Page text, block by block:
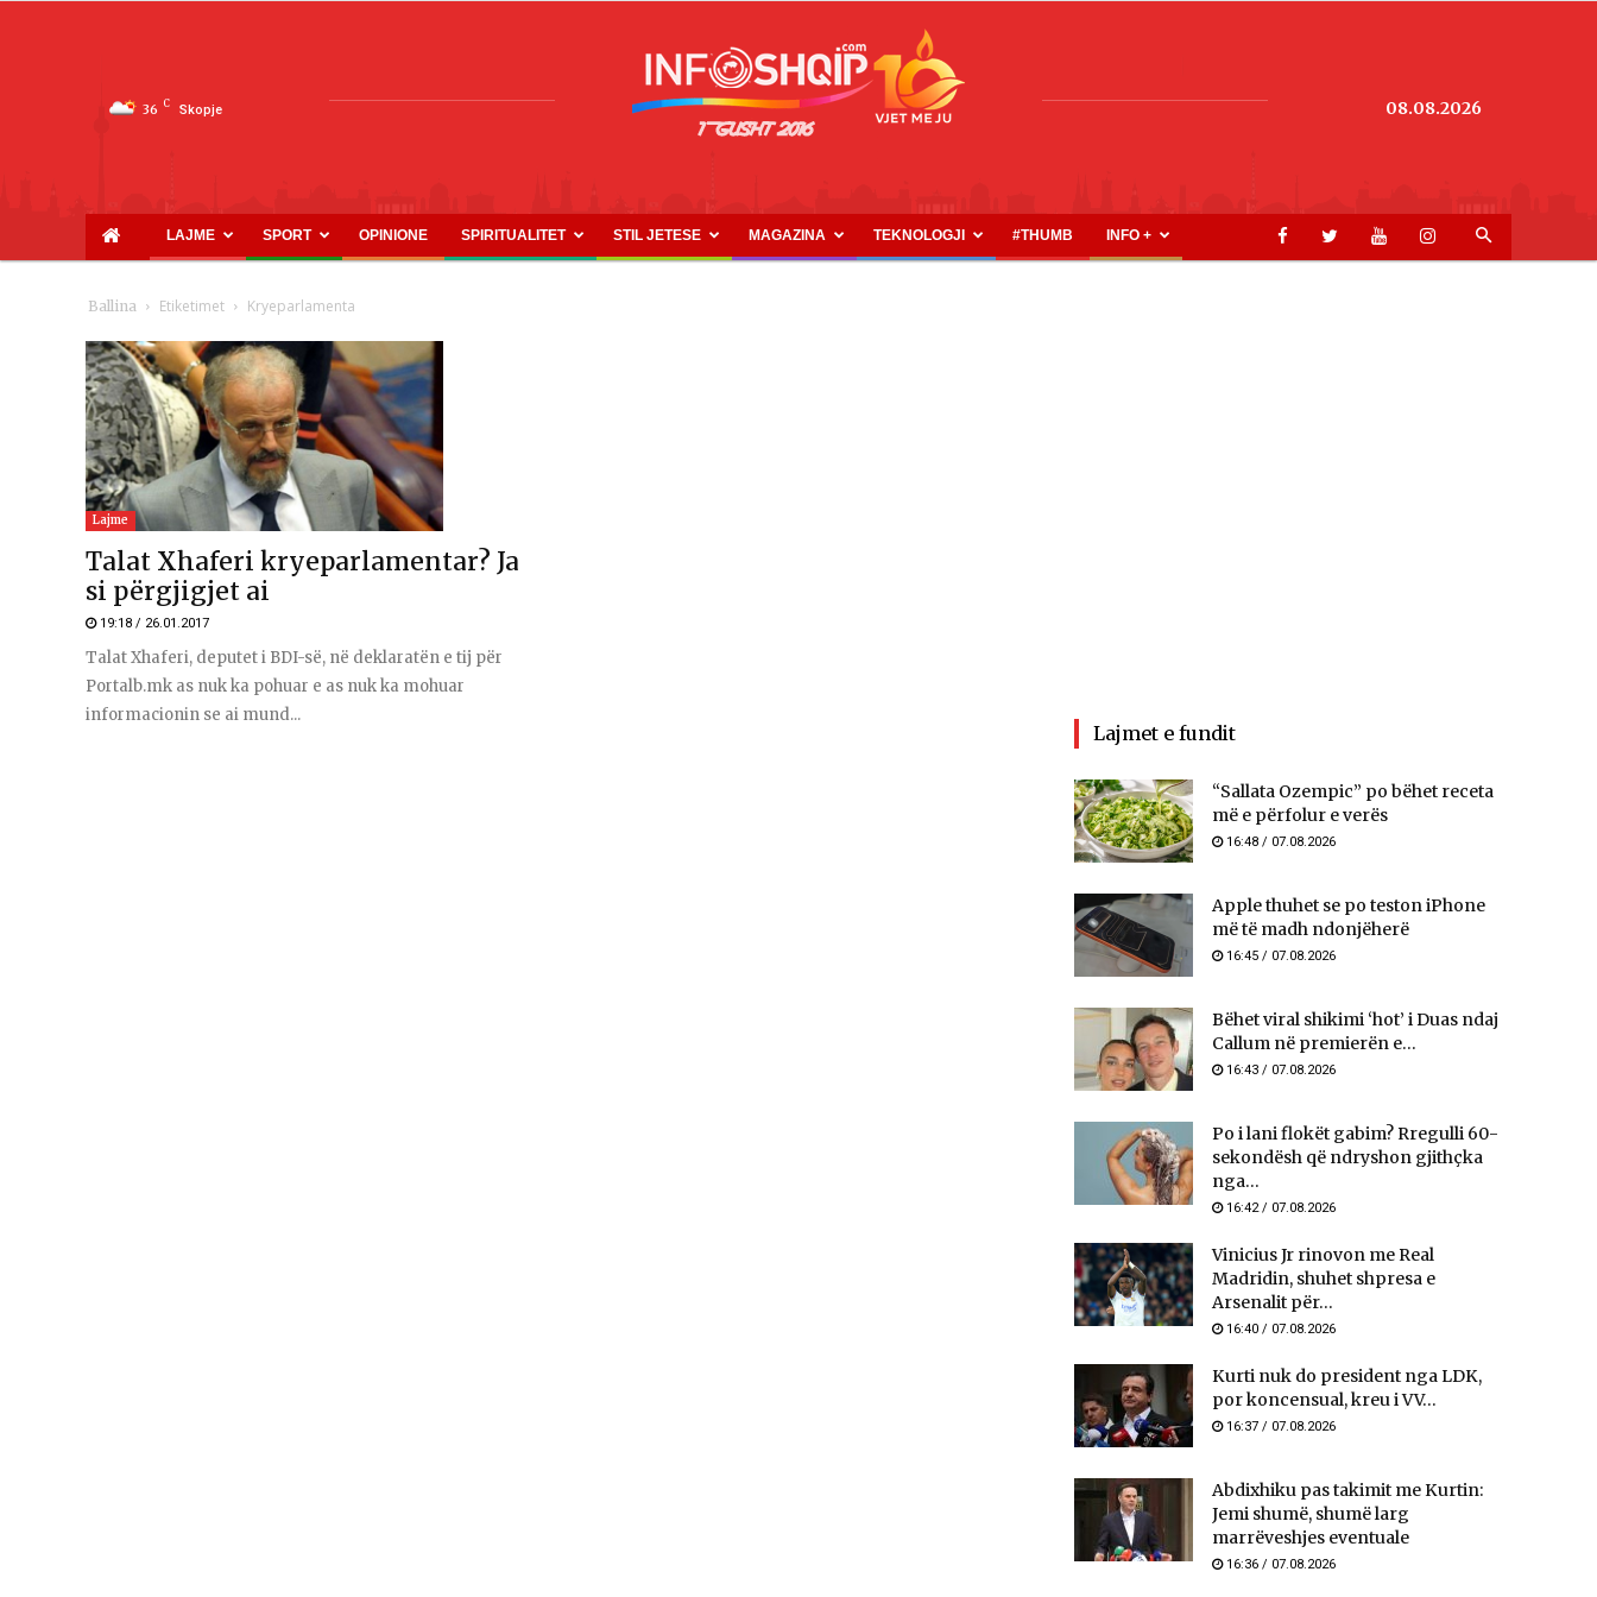
36 C Skopje
INFOSHQIP.COM
08.08.2026
LAJME SPORT OPINIONE SPIRITUALITET STIL JETESE MAGAZINA TEKNOLOGJI #THUMB INFO +
Ballina Etiketimet Kryeparlamenta
Lajme
Talat Xhaferi kryeparlamentar? Ja
si përgjigjet ai
19:18 / 26.01.2017
Talat Xhaferi, deputet i BDI-së, në deklaratën e tij për
Portalb.mk as nuk ka pohuar e as nuk ka mohuar
informacionin se ai mund...
Lajmet e fundit
“Sallata Ozempic” po bëhet receta
më e përfolur e verës
16:48 / 07.08.2026
Apple thuhet se po teston iPhone
më të madh ndonjëherë
16:45 / 07.08.2026
Bëhet viral shikimi ‘hot’ i Duas ndaj
Callum në premierën e...
16:43 / 07.08.2026
Po i lani flokët gabim? Rregulli 60-
sekondësh që ndryshon gjithçka
nga...
16:42 / 07.08.2026
Vinicius Jr rinovon me Real
Madridin, shuhet shpresa e
Arsenalit për...
16:40 / 07.08.2026
Kurti nuk do president nga LDK,
por koncensual, kreu i VV...
16:37 / 07.08.2026
Abdixhiku pas takimit me Kurtin:
Jemi shumë, shumë larg
marrëveshjes eventuale
16:36 / 07.08.2026